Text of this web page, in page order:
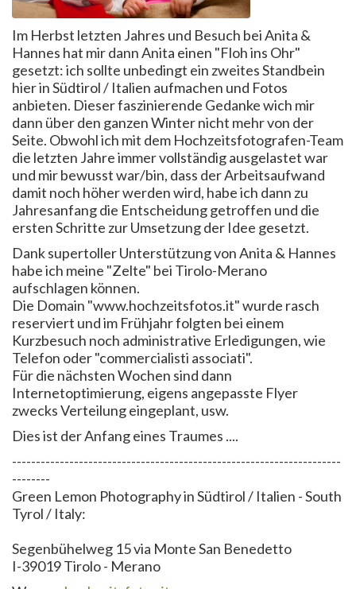
Im Herbst letzten Jahres und Besuch bei Anita &
Hannes hat mir dann Anita einen "Floh ins Ohr"
gesetzt: ich sollte unbedingt ein zweites Standbein
hier in Südtirol / Italien aufmachen und Fotos
anbieten. Dieser faszinierende Gedanke wich mir
dann über den ganzen Winter nicht mehr von der
Seite. Obwohl ich mit dem Hochzeitsfotografen-Team
die letzten Jahre immer vollständig ausgelastet war
und mir bewusst war/bin, dass der Arbeitsaufwand
damit noch höher werden wird, habe ich dann zu
Jahresanfang die Entscheidung getroffen und die
ersten Schritte zur Umsetzung der Idee gesetzt.
Dank supertoller Unterstützung von Anita & Hannes
habe ich meine "Zelte" bei Tirolo-Merano
aufschlagen können.
Die Domain "www.hochzeitsfotos.it" wurde rasch
reserviert und im Frühjahr folgten bei einem
Kurzbesuch noch administrative Erledigungen, wie
Telefon oder "commercialisti associati".
Für die nächsten Wochen sind dann
Internetoptimierung, eigens angepasste Flyer
zwecks Verteilung eingeplant, usw.
Dies ist der Anfang eines Traumes ....
---------------------------------------------------------------------
--------
Green Lemon Photography in Südtirol / Italien - South
Tyrol / Italy:
Segenbühelweg 15 via Monte San Benedetto
I-39019 Tirolo - Merano